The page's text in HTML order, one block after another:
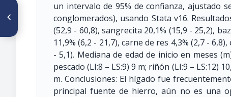
un intervalo de 95% de confianza, ajustado
conglomerados), usando Stata v16.
(52,9 - 60,8), sangrecita 20,1% (15,9 - 25,2),
11,9% (6,2 - 21,7), carne de res 4,3% (2,7 -
- 5,1). Mediana de edad de inicio en meses
pescado (LI:8 – LS:9) 9 m; riñón (LI:9 – LS:12)
m. Conclusiones: El hígado fue
principal fuente de hierro, aún no es una
ARTÍCULO ANTERIOR
P308/S5-P53 COMPOSICION
CORPORAL, CRECIMIENTO Y
DESARROLLO DE INFANTES
CUBANOS DE 3 MESES DE
EDAD ALIMENTADOS CON
LACTANCIA MATERNA,
CUANTIFICADA POR LA
TÉCNICA DE ISÓTOPOS
ESTABLES. ASOCIACIÓN CON
EL ESTADO NUTRICIONAL